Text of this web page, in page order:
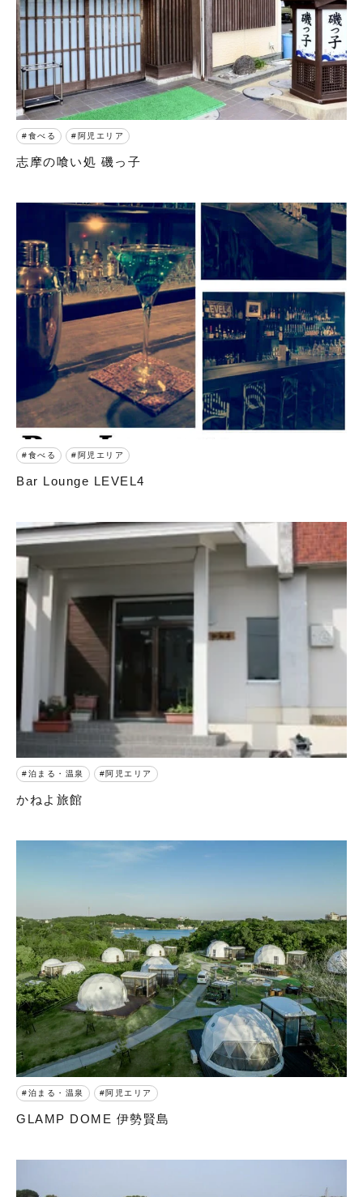
食べる 阿児エリア
志摩の喰い処 磯っ子
食べる 阿児エリア
Bar Lounge LEVEL4
泊まる・温泉 阿児エリア
かねよ旅館
泊まる・温泉 阿児エリア
GLAMP DOME 伊勢賢島